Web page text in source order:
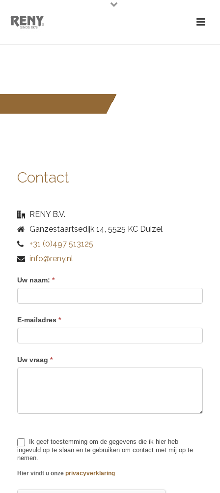
Contact
RENY B.V.
Ganzestaartsedijk 14, 5525 KC Duizel
+31 (0)497 513125
info@reny.nl
Uw naam: *
E-mailadres *
Uw vraag *
Ik geef toestemming om de gegevens die ik hier heb
ingevuld op te slaan en te gebruiken om contact met mij op te
nemen.
Hier vindt u onze privacyverklaring